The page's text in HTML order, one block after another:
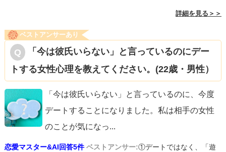
詳細を見る＞＞
ベストアンサーあり
「今は彼氏いらない」と言っているのにデー
トする女性心理を教えてください。(22歳・男性）
「今は彼氏いらない」と言っているのに、今度
デートすることになりました。私は相手の女性
のことが気になっ...
恋愛マスター&AI回答5件 ベストアンサー:①デートではなく、「遊